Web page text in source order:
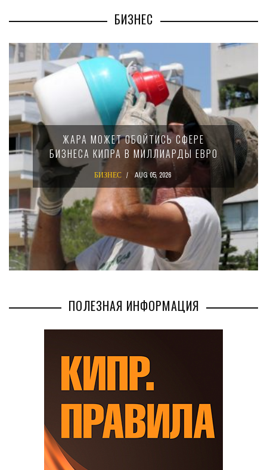
БИЗНЕС
МИНФИН КИПРА ПЕРЕПИСАЛ ЗАКОН О
15-ПРОЦЕНТНОМ НАЛОГЕ ДЛЯ
КРУПНЫХ МЕЖДУНАРОДНЫХ
КОМПАНИЙ
БИЗНЕС AUG 02, 2026
ПОЛЕЗНАЯ ИНФОРМАЦИЯ